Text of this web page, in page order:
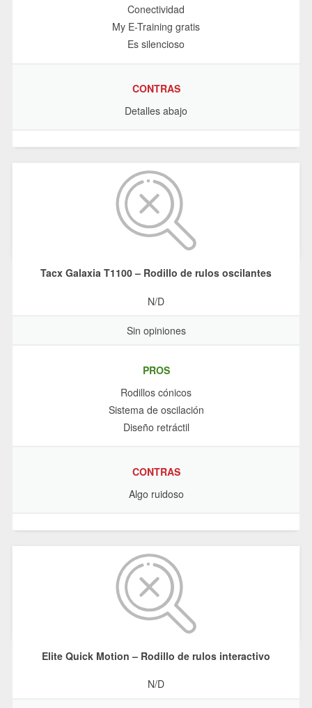
Conectividad
My E-Training gratis
Es silencioso
CONTRAS
Detalles abajo
Tacx Galaxia T1100 – Rodillo de rulos oscilantes
N/D
Sin opiniones
PROS
Rodillos cónicos
Sistema de oscilación
Diseño retráctil
CONTRAS
Algo ruidoso
Elite Quick Motion – Rodillo de rulos interactivo
N/D